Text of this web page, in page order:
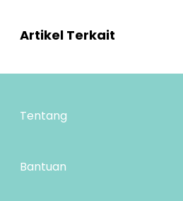
Artikel Terkait
Tentang
Lokasi Toko
Bantuan